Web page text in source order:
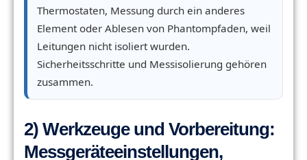
Thermostaten, Messung durch ein anderes
Element oder Ablesen von Phantompfaden, weil
Leitungen nicht isoliert wurden.
Sicherheitsschritte und Messisolierung gehören
zusammen.
2) Werkzeuge und Vorbereitung:
Messgeräteeinstellungen,